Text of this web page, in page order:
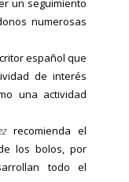
un seguimiento
numerosas
español que
de interés
una actividad
recomienda el
los bolos, por
todo el